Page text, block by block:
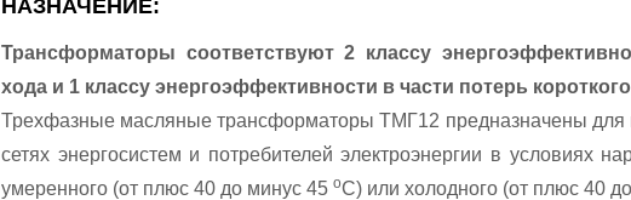
НАЗНАЧЕНИЕ:
Трансформаторы соответствуют 2 классу
хода и 1 классу энергоэффективности в части потерь
Трехфазные масляные трансформаторы ТМГ12 предназначены для
сетях энергосистем и потребителей электроэнергии в условиях
умеренного (от плюс 40 до минус 45оС) или холодного (от плюс 40